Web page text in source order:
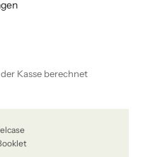
Kasse berechnet